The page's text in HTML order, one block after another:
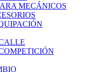
MECÁNICOS